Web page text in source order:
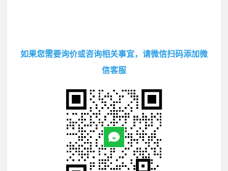
如果您需要询价或咨询相关事宜，请微信扫码添加微
信客服